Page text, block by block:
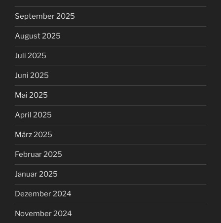
September 2025
August 2025
Juli 2025
Juni 2025
Mai 2025
April 2025
März 2025
Februar 2025
Januar 2025
Dezember 2024
November 2024